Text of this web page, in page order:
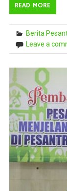
READ MORE
Berita
Leave a